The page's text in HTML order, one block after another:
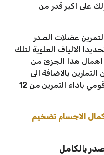
على اكبر قدر من
عضلات الصدر
الالياف العلوية لتلك
اهمال هذا الجزئ من
بالاضافة الى
اعطاؤه الشكل المثالي الكامل. قومي باداء التمرين من 12
الاجسام تضخيم
بالكامل